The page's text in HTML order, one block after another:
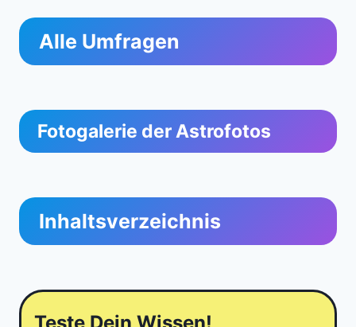
Alle Umfragen
Fotogalerie der Astrofotos
Inhaltsverzeichnis